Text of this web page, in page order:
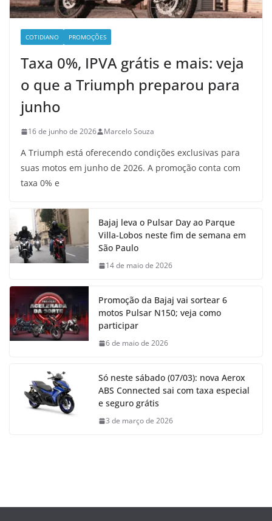
COTIDIANO PROMOÇÕES
Taxa 0%, IPVA grátis e mais: veja
o que a Triumph preparou para
junho
16 de junho de 2026 Marcelo Souza
A Triumph está oferecendo condições exclusivas para
suas motos em junho de 2026. A promoção conta com
taxa 0% e
Bajaj leva o Pulsar Day ao Parque
Villa-Lobos neste fim de semana em
São Paulo
14 de maio de 2026
Promoção da Bajaj vai sortear 6
motos Pulsar N150; veja como
participar
6 de maio de 2026
Só neste sábado (07/03): nova Aerox
ABS Connected sai com taxa especial
e seguro grátis
3 de março de 2026